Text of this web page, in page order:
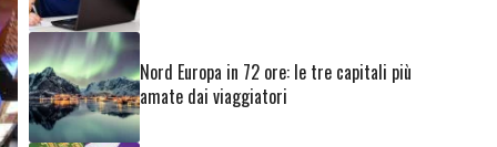
Nord Europa in 72 ore: le tre capitali più
amate dai viaggiatori